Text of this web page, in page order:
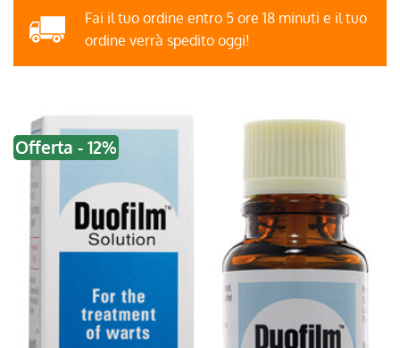
Fai il tuo ordine entro 5 ore 18 minuti e il tuo
ordine verrà spedito oggi!
Offerta - 12%